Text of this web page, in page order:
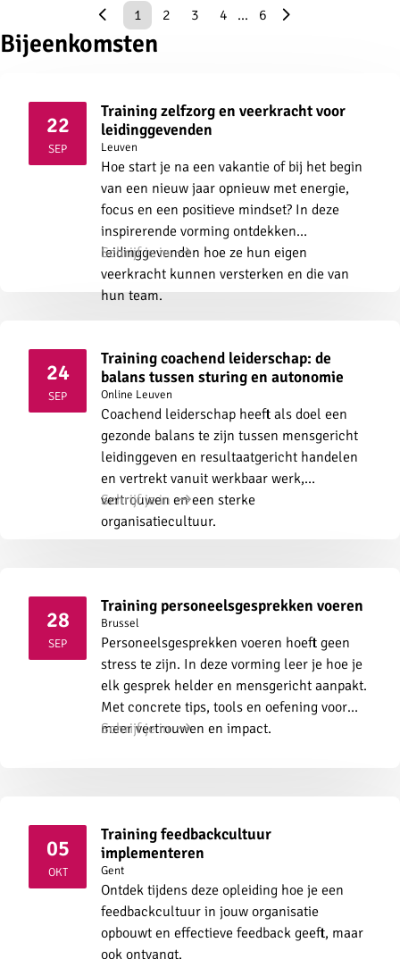
1
2 3 4 ... 6
Bijeenkomsten
22
SEP2026
Training zelfzorg en veerkracht voor
leidinggevenden
Leuven
Hoe start je na een vakantie of bij het begin
van een nieuw jaar opnieuw met energie,
focus en een positieve mindset? In deze
inspirerende vorming ontdekken
leidinggevenden hoe ze hun eigen
veerkracht kunnen versterken en die van
hun team.
Schrijf je in
24
SEP2026
Training coachend leiderschap: de
balans tussen sturing en autonomie
Online Leuven
Coachend leiderschap heeft als doel een
gezonde balans te zijn tussen mensgericht
leidinggeven en resultaatgericht handelen
en vertrekt vanuit werkbaar werk,
vertrouwen en een sterke
organisatiecultuur.
Schrijf je in
28
SEP2026
Training personeelsgesprekken voeren
Brussel
Personeelsgesprekken voeren hoeft geen
stress te zijn. In deze vorming leer je hoe je
elk gesprek helder en mensgericht aanpakt.
Met concrete tips, tools en oefening voor
meer vertrouwen en impact.
Schrijf je in
05
OKT2026
Training feedbackcultuur
implementeren
Gent
Ontdek tijdens deze opleiding hoe je een
feedbackcultuur in jouw organisatie
opbouwt en effectieve feedback geeft, maar
ook ontvangt.